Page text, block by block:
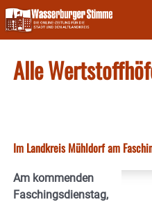
Skip
to
content
Alle
Im Landkreis Mühldorf am
Am kommenden
Faschingsdienstag,